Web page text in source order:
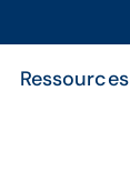
Ressources